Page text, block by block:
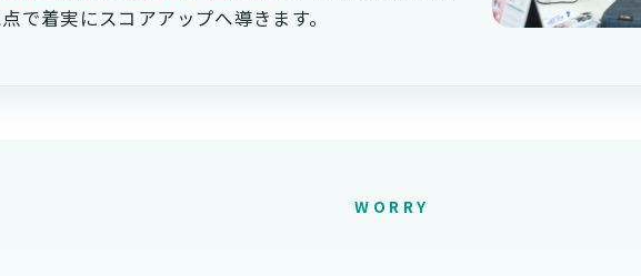
で着実にスコアアップへ導きます。
WORRY